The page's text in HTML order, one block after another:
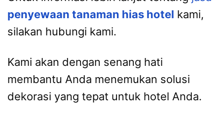
penyewaan tanaman hias hotel kami,
silakan hubungi kami.
Kami akan dengan senang hati
membantu Anda menemukan solusi
dekorasi yang tepat untuk hotel Anda.